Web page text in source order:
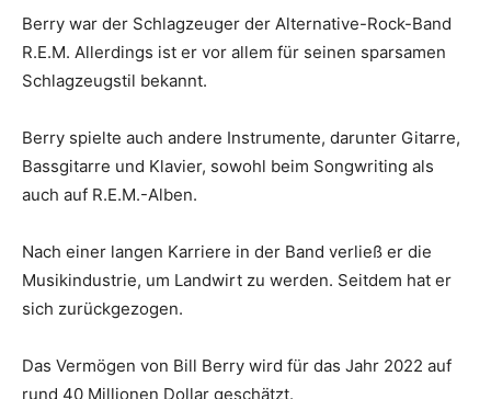
Berry war der Schlagzeuger der Alternative-Rock-Band
R.E.M. Allerdings ist er vor allem für seinen sparsamen
Schlagzeugstil bekannt.
Berry spielte auch andere Instrumente, darunter Gitarre,
Bassgitarre und Klavier, sowohl beim Songwriting als
auch auf R.E.M.-Alben.
Nach einer langen Karriere in der Band verließ er die
Musikindustrie, um Landwirt zu werden. Seitdem hat er
sich zurückgezogen.
Das Vermögen von Bill Berry wird für das Jahr 2022 auf
rund 40 Millionen Dollar geschätzt.